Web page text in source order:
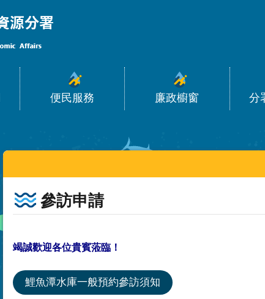
便民服務 廉政櫥窗 分
:::
參訪申請
竭誠歡迎各位貴賓蒞臨！
鯉魚潭水庫一般預約參訪須知